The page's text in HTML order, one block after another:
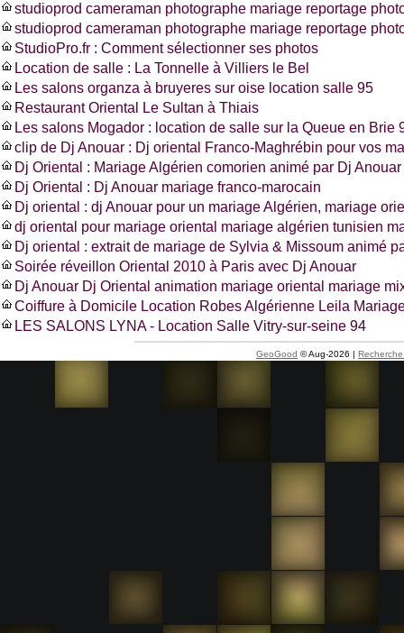
studioprod cameraman photographe mariage reportage
studioprod cameraman photographe mariage reportage
StudioPro.fr : Comment sélectionner ses photos
Location de salle : La Tonnelle à Villiers le Bel
Les salons organza à bruyeres sur oise location salle 95
Restaurant Oriental Le Sultan à Thiais
Les salons Mogador : location de salle sur la Queue en Brie
clip de Dj Anouar : Dj oriental Franco-Maghrébin pour vos
Dj Oriental : Mariage Algérien comorien animé par Dj Anouar
Dj Oriental : Dj Anouar mariage franco-marocain
Dj oriental : dj Anouar pour un mariage Algérien, mariage
dj oriental pour mariage oriental mariage algérien tunisien
Dj oriental : extrait de mariage de Sylvia & Missoum animé
Soirée réveillon Oriental 2010 à Paris avec Dj Anouar
Dj Anouar Dj Oriental animation mariage oriental mariage
Coiffure à Domicile Location Robes Algérienne Leila
LES SALONS LYNA - Location Salle Vitry-sur-seine 94
GeoGood © Aug-2026 |